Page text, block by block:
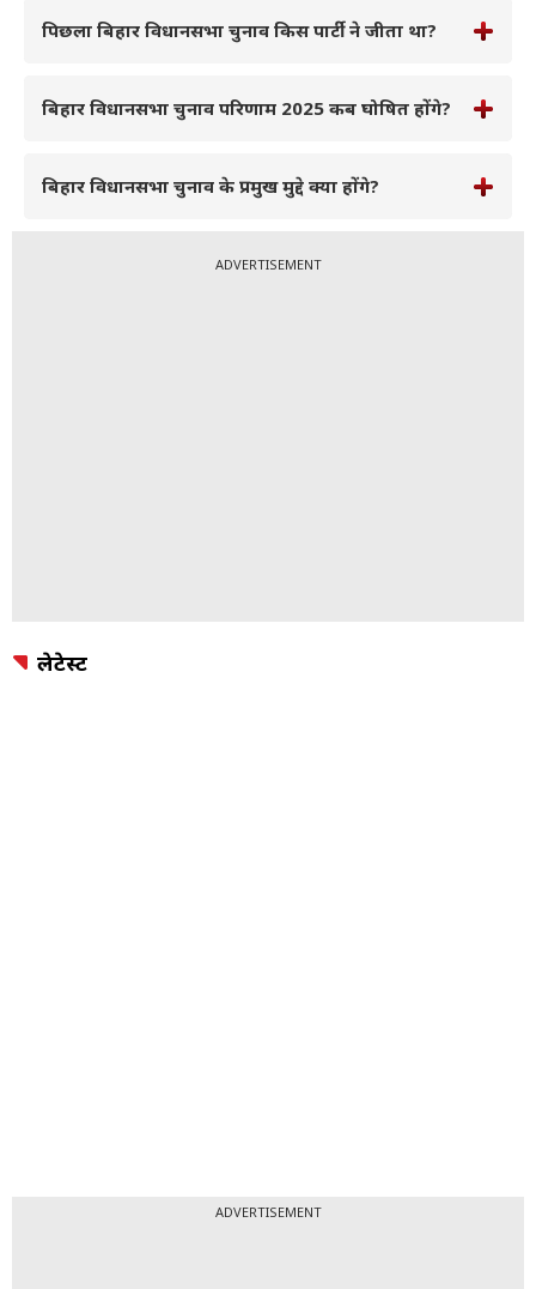
पिछला बिहार विधानसभा चुनाव किस पार्टी ने जीता था?
बिहार विधानसभा चुनाव परिणाम 2025 कब घोषित होंगे?
बिहार विधानसभा चुनाव के प्रमुख मुद्दे क्या होंगे?
ADVERTISEMENT
लेटेस्ट
ADVERTISEMENT